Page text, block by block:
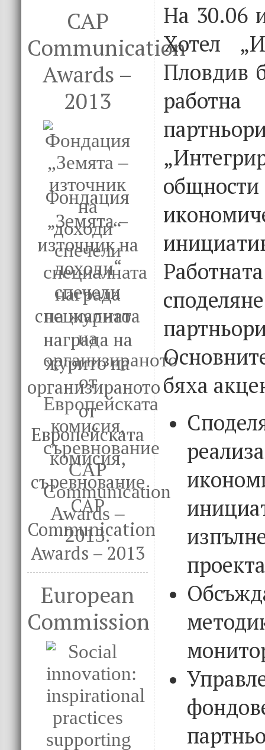
CAP
Communication
Awards –
2013
Фондация
„Земята –
източник на
доходи“
спечели
специалната
награда на
журито на
организираното
от
Европейската
комисия,
съревнование
CAP
Communication
Awards – 2013
European
Commission
На 30.06
Хотел
Пловдив
бяха